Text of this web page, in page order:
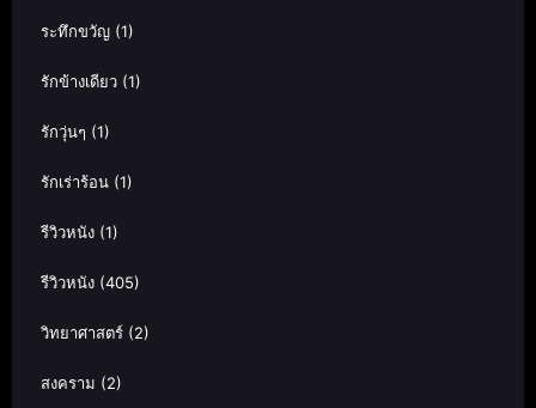
ระทึกขวัญ (1)
รักข้างเดียว (1)
รักวุ่นๆ (1)
รักเร่าร้อน (1)
รีวิวหนัง (1)
รีวิวหนัง (405)
วิทยาศาสตร์ (2)
สงคราม (2)